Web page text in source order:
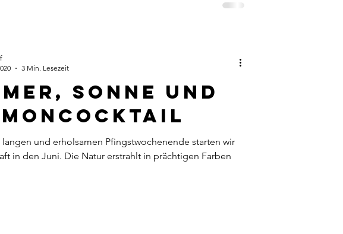
Sonne und
und erholsamen Pfingstwochenende starten wir
in den Juni. Die Natur erstrahlt in prächtigen Farben
3 Min. Lesezeit